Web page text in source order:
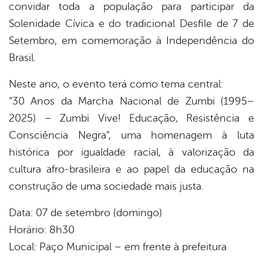
convidar toda a população para participar da
Solenidade Cívica e do tradicional Desfile de 7 de
Setembro, em comemoração à Independência do
Brasil.
Neste ano, o evento terá como tema central:
“30 Anos da Marcha Nacional de Zumbi (1995–
2025) – Zumbi Vive! Educação, Resistência e
Consciência Negra”, uma homenagem à luta
histórica por igualdade racial, à valorização da
cultura afro-brasileira e ao papel da educação na
construção de uma sociedade mais justa.
Data: 07 de setembro (domingo)
Horário: 8h30
Local: Paço Municipal – em frente à prefeitura